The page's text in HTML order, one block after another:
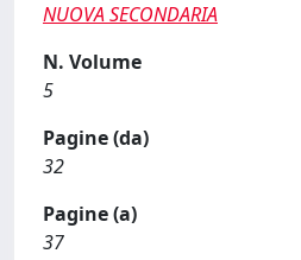
NUOVA SECONDARIA
N. Volume
5
Pagine (da)
32
Pagine (a)
37